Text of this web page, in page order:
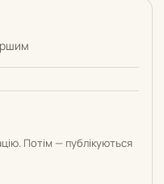
Потім — публікуються